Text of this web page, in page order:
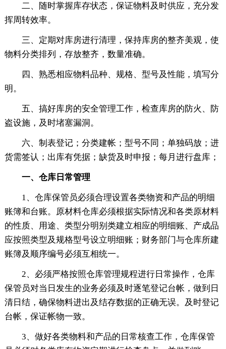
二、随时掌握库存状态，保证物料及时供应，充分发
挥周转效率。
三、定期对库房进行清理，保持库房的整齐美观，使
物料分类排列，存放整齐，数量准确。
四、熟悉相应物料品种、规格、型号及性能，填写分
明。
五、搞好库房的安全管理工作，检查库房的防火、防
盗设施，及时堵塞漏洞。
六、制表登记；分类建帐；型号不同；单独码放；进
货需签认；出库有凭据；缺货及时申报；每月进行盘库；
一、仓库日常管理
1、仓库保管员必须合理设置各类物资和产品的明细
账簿和台账。原材料仓库必须根据实际情况和各类原材料
的性质、用途、类型分明别类建立相应的明细账、产成品
应按照类型及规格型号设立明细账；财务部门与仓库所建
账簿及顺序编号必须互相统一。
2、必须严格按照仓库管理规程进行日常操作，仓库
保管员对当日发生的业务必须及时逐笔登记台帐，做到日
清日结，确保物料进出及结存数据的正确无误。及时登记
台帐，保证帐物一致。
3、做好各类物料和产品的日常核查工作，仓库保管